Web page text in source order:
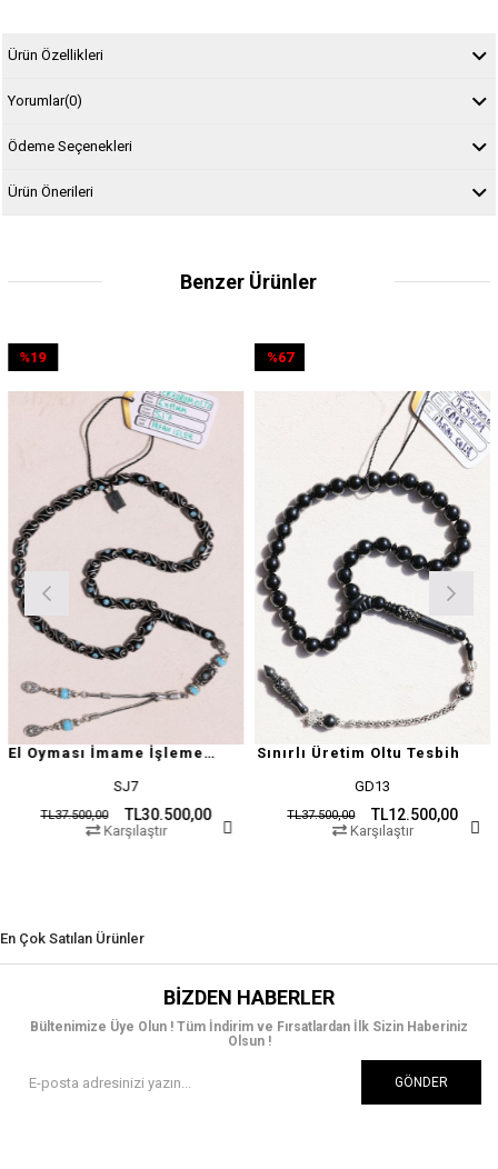
Ürün Özellikleri
Yorumlar(0)
Ödeme Seçenekleri
Ürün Önerileri
Benzer Ürünler
El Oyması İmame İşlemeli Oltu Taşı Tesbih
TL30.500,00
Karşılaştır
Sınırlı Üretim Oltu Tesbih
TL12.500,00
TL37.500,00
%67İndirim
Karşılaştır
En Çok Satılan Ürünler
BIZDEN HABERLER
Bültenimize Üye Olun ! Tüm İndirim ve Fırsatlardan İlk Sizin Haberiniz
Olsun !
GÖNDER